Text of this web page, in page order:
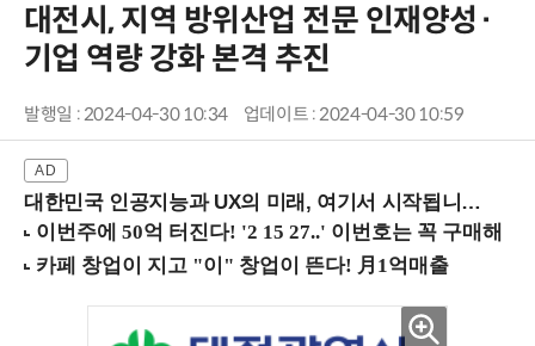
대전시, 지역 방위산업 전문 인재양성·
기업 역량 강화 본격 추진
발행일 : 2024-04-30 10:34 업데이트 : 2024-04-30 10:59
대한민국 인공지능과 UX의 미래, 여기서 시작됩니다! (9/2 강남역)